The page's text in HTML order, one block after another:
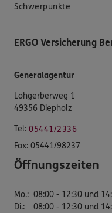
Schwerpunkte
ERGO Versicherung
Generalagentur
Lohgerberweg 1
49356 Diepholz
Tel: 05441/2336
Fax: 05441/98237
Öffnungszeiten
Mo.: 08:00 - 12:30 und
Di.:
08:00 - 12:30 und